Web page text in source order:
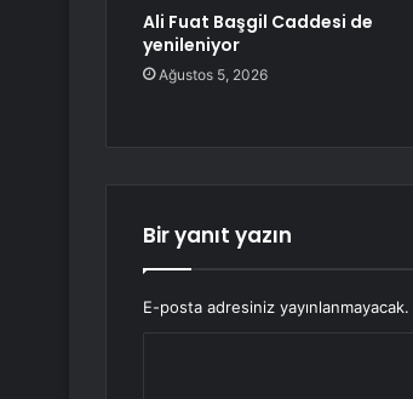
Ali Fuat Başgil Caddesi de
yenileniyor
Ağustos 5, 2026
Bir yanıt yazın
E-posta adresiniz yayınlanmayacak.